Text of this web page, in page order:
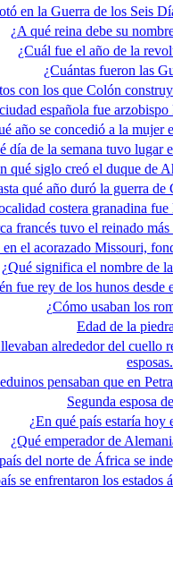
en la Guerra de los Seis
¿A qué reina debe su
¿Cuál fue el año de la
¿Cuántas fueron las
con los que Colón
española fue
año se concedió a la mujer
día de la semana tuvo lugar
qué siglo creó el duque de
qué año duró la guerra
costera granadina
francés tuvo el reinado
el acorazado Missouri,
¿Qué significa el nombre de
fue rey de los hunos desde
¿Cómo usaban los
Edad de la
alrededor del cuello
esposas.
pensaban que en
Segunda esposa
¿En qué país estaría hoy
¿Qué emperador de
del norte de África se
se enfrentaron los estados